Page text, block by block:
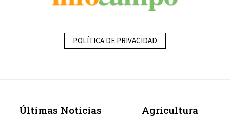
POLÍTICA DE PRIVACIDAD
Últimas Noticias
Agricultura